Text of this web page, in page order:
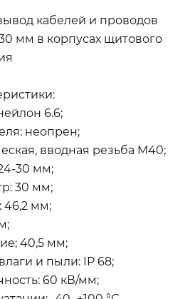
кабелей и проводов
мм в корпусах щитового
6.6;
неопрен;
вводная резьба M40;
30 мм;
30 мм;
46,2 мм;
40,5 мм;
и пыли: IP 68;
60 кВ/мм;